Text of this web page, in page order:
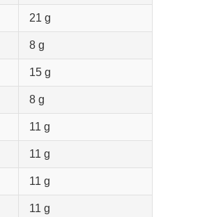
21 g
8 g
15 g
8 g
11 g
11 g
11 g
11 g